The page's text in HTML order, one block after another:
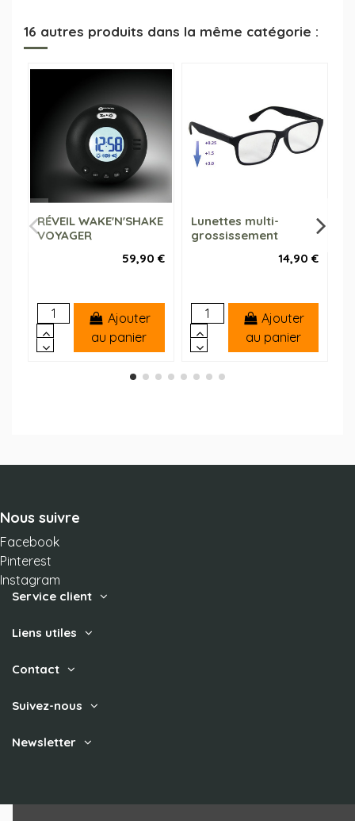
16 autres produits dans la même catégorie :
RÉVEIL WAKE'N'SHAKE
VOYAGER
59,90 €
Ajouter
au panier
Lunettes multi-
grossissement
14,90 €
Ajouter
au panier
Nous suivre
Facebook
Pinterest
Instagram
Service client
Liens utiles
Contact
Suivez-nous
Newsletter